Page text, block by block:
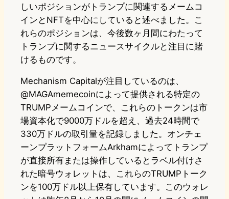
しいポジションがトランプに関連するメームコ
インとNFTを中心にしていると述べました。こ
れらのポジションは、今後数ヶ月間にわたって
トランプに関するニュースサイクルと注目に賭
けるものです。
Mechanism Capitalが注目しているのは、
@MAGAmemecoinによって提供される特定の
TRUMPメームコインで、これらのトークンは市
場資本化で9000万ドルを超え、過去24時間で
330万ドルの取引量を記録しました。オンチェ
ーンプラットフォームArkhamによってトランプ
が直接所有または操作しているとラベル付けさ
れた暗号ウォレットは、これらのTRUMPトーク
ンを100万ドル以上保有しています。このウォレ